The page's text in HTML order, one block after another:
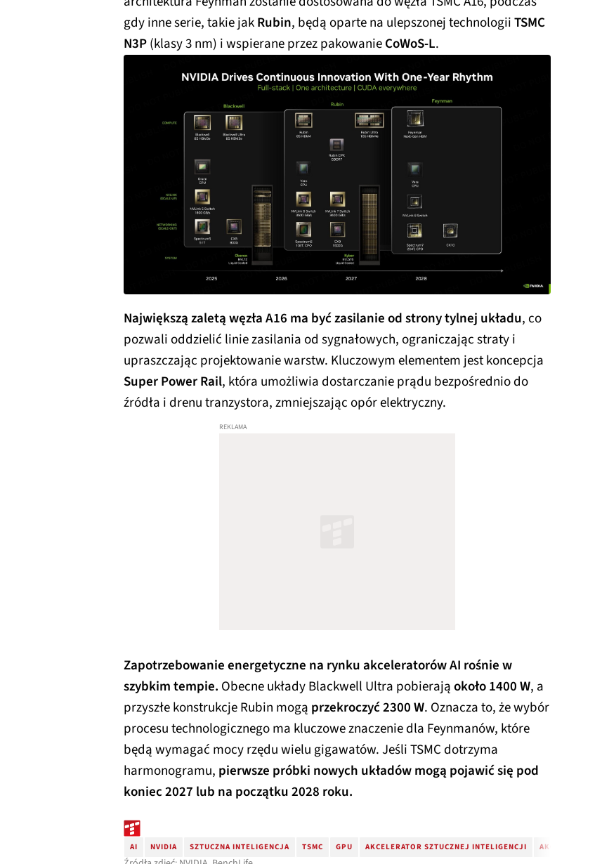
gdy inne serie, takie jakRubin, będą oparte na ulepszonej technologiiTSMC
N3P(klasy 3 nm) i wspierane przez pakowanieCoWoS-L.
Największą zaletą węzła A16 ma być zasilanie od strony tylnej układu, co
pozwali oddzielić linie zasilania od sygnałowych, ograniczając straty i
upraszczając projektowanie warstw. Kluczowym elementem jest koncepcja
Super Power Rail, która umożliwia dostarczanie prądu bezpośrednio do
źródła i drenu tranzystora, zmniejszając opór elektryczny.
Zapotrzebowanie energetyczne na rynku akceleratorów AI rośnie w
szybkim tempie. Obecne układy Blackwell Ultra pobierająokoło 1400 W, a
przyszłe konstrukcje Rubin mogą przekroczyć 2300 W. Oznacza to, że wybór
procesu technologicznego ma kluczowe znaczenie dla Feynmanów, które
będą wymagać mocy rzędu wielu gigawatów. Jeśli TSMC dotrzyma
harmonogramu, pierwsze próbki nowych układów mogą pojawić się pod
koniec 2027 lub na początku 2028 roku.
AI NVIDIA SZTUCZNA INTELIGENCJA TSMC GPU AKCELERATOR SZTUCZNEJ INTELIGENCJI AKCELERATOR AI